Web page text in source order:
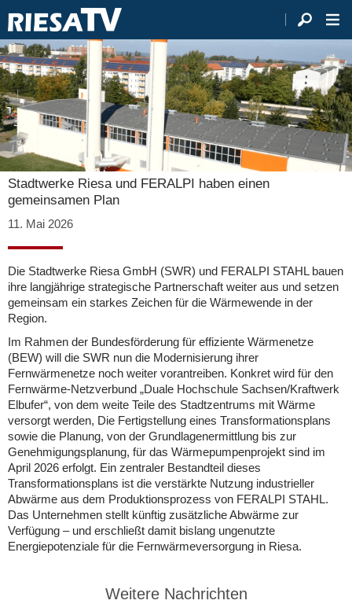
Stadtwerke Riesa und FERALPI haben einen
gemeinsamen Plan
11. Mai 2026
Die Stadtwerke Riesa GmbH (SWR) und FERALPI STAHL bauen
ihre langjährige strategische Partnerschaft weiter aus und setzen
gemeinsam ein starkes Zeichen für die Wärmewende in der
Region.
Im Rahmen der Bundesförderung für effiziente Wärmenetze
(BEW) will die SWR nun die Modernisierung ihrer
Fernwärmenetze noch weiter vorantreiben. Konkret wird für den
Fernwärme-Netzverbund „Duale Hochschule Sachsen/Kraftwerk
Elbufer“, von dem weite Teile des Stadtzentrums mit Wärme
versorgt werden, Die Fertigstellung eines Transformationsplans
sowie die Planung, von der Grundlagenermittlung bis zur
Genehmigungsplanung, für das Wärmepumpenprojekt sind im
April 2026 erfolgt. Ein zentraler Bestandteil dieses
Transformationsplans ist die verstärkte Nutzung industrieller
Abwärme aus dem Produktionsprozess von FERALPI STAHL.
Das Unternehmen stellt künftig zusätzliche Abwärme zur
Verfügung – und erschließt damit bislang ungenutzte
Energiepotenziale für die Fernwärmeversorgung in Riesa.
Weitere Nachrichten